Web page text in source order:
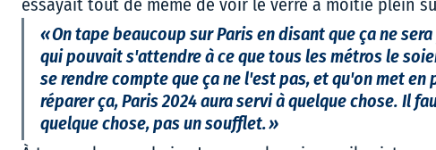
essayait tout de même de voir le verre à moitié plein
« On tape beaucoup sur Paris en disant que ça ne
qui pouvait s'attendre à ce que tous les métros le
se rendre compte que ça ne l'est pas, et qu'on met en
réparer ça, Paris 2024 aura servi à quelque chose. Il
quelque chose, pas un soufflet. »